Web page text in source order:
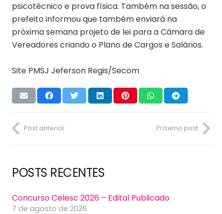
psicotécnico e prova física. Também na sessão, o
prefeito informou que também enviará na
próxima semana projeto de lei para a Câmara de
Vereadores criando o Plano de Cargos e Salários.
Site PMSJ Jeferson Regis/Secom
Post anterior Próximo post
POSTS RECENTES
Concurso Celesc 2026 – Edital Publicado
7 de agosto de 2026